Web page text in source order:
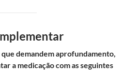
demandem aprofundamento,
a medicação com as seguintes